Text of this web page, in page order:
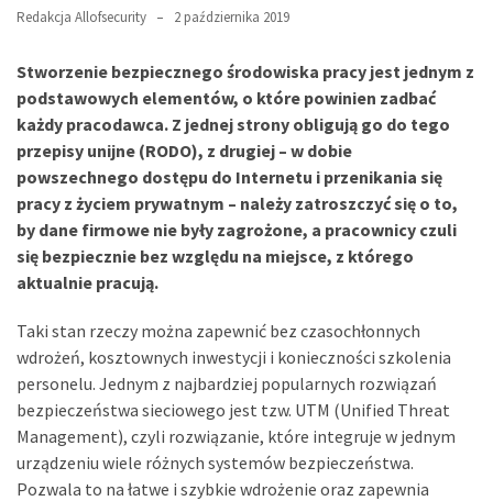
Redakcja Allofsecurity 2 października 2019
Stworzenie bezpiecznego środowiska pracy jest jednym z
podstawowych elementów, o które powinien zadbać
każdy pracodawca. Z jednej strony obligują go do tego
przepisy unijne (RODO), z drugiej – w dobie
powszechnego dostępu do Internetu i przenikania się
pracy z życiem prywatnym – należy zatroszczyć się o to,
by dane firmowe nie były zagrożone, a pracownicy czuli
się bezpiecznie bez względu na miejsce, z którego
aktualnie pracują.
Taki stan rzeczy można zapewnić bez czasochłonnych
wdrożeń, kosztownych inwestycji i konieczności szkolenia
personelu. Jednym z najbardziej popularnych rozwiązań
bezpieczeństwa sieciowego jest tzw. UTM (Unified Threat
Management), czyli rozwiązanie, które integruje w jednym
urządzeniu wiele różnych systemów bezpieczeństwa.
Pozwala to na łatwe i szybkie wdrożenie oraz zapewnia